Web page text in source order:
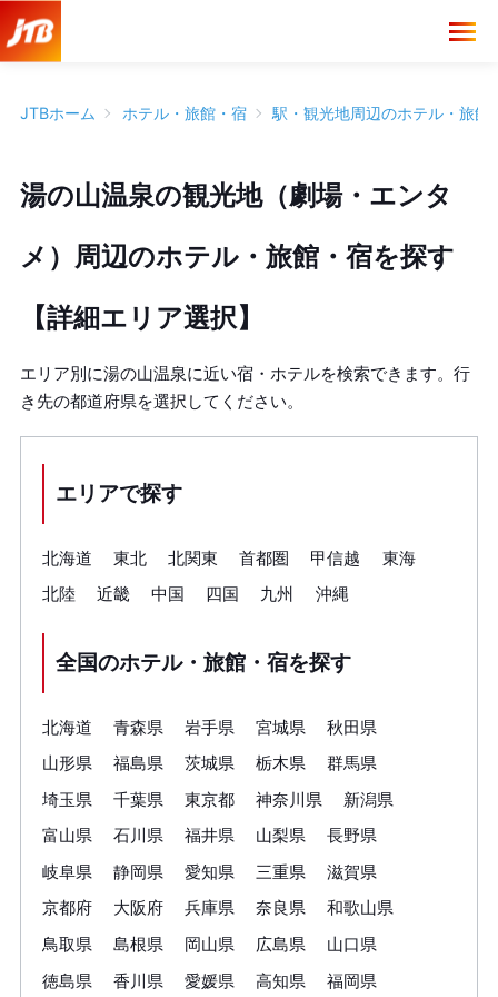
JTBホーム ホテル・旅館・宿 駅・観光地周辺のホテル・旅館
湯の山温泉の観光地（劇場・エンタ
メ）周辺のホテル・旅館・宿を探す
【詳細エリア選択】
エリア別に湯の山温泉に近い宿・ホテルを検索できます。行
き先の都道府県を選択してください。
エリアで探す
北海道 東北 北関東 首都圏 甲信越
東海
北陸
近畿 中国 四国 九州 沖縄
全国のホテル・旅館・宿を探す
北海道 青森県 岩手県 宮城県
秋田県
山形県
福島県 茨城県 栃木県
群馬県
埼玉県
千葉県 東京都 神奈川県
新潟県
富山県
石川県 福井県 山梨県
長野県
岐阜県
静岡県 愛知県 三重県
滋賀県
京都府
大阪府 兵庫県 奈良県
和歌山県
鳥取県
島根県 岡山県 広島県
山口県
徳島県
香川県 愛媛県 高知県 福岡県